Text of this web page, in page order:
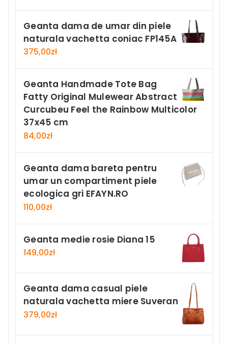
Geanta dama de umar din piele
naturala vachetta coniac FP145A
375,00zł
Geanta Handmade Tote Bag
Fatty Original Mulewear Abstract
Curcubeu Feel the Rainbow Multicolor
37x45 cm
84,00zł
Geanta dama bareta pentru
umar un compartiment piele
ecologica gri EFAYN.RO
110,00zł
Geanta medie rosie Diana 15
149,00zł
Geanta dama casual piele
naturala vachetta miere Suveran
379,00zł